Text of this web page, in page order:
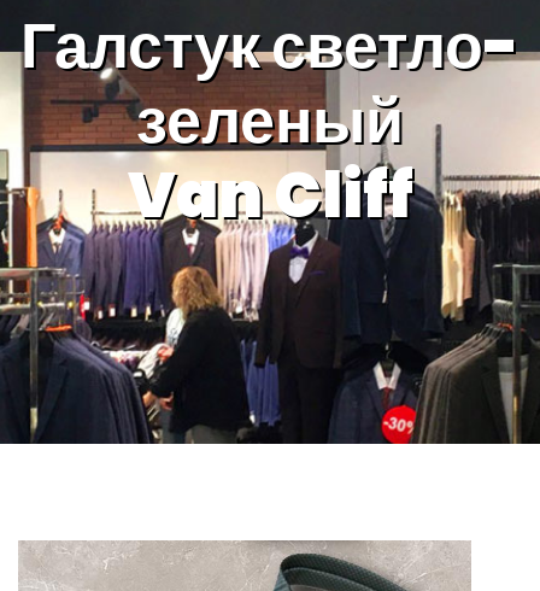
Галстук светло-
зеленый
Van Cliff